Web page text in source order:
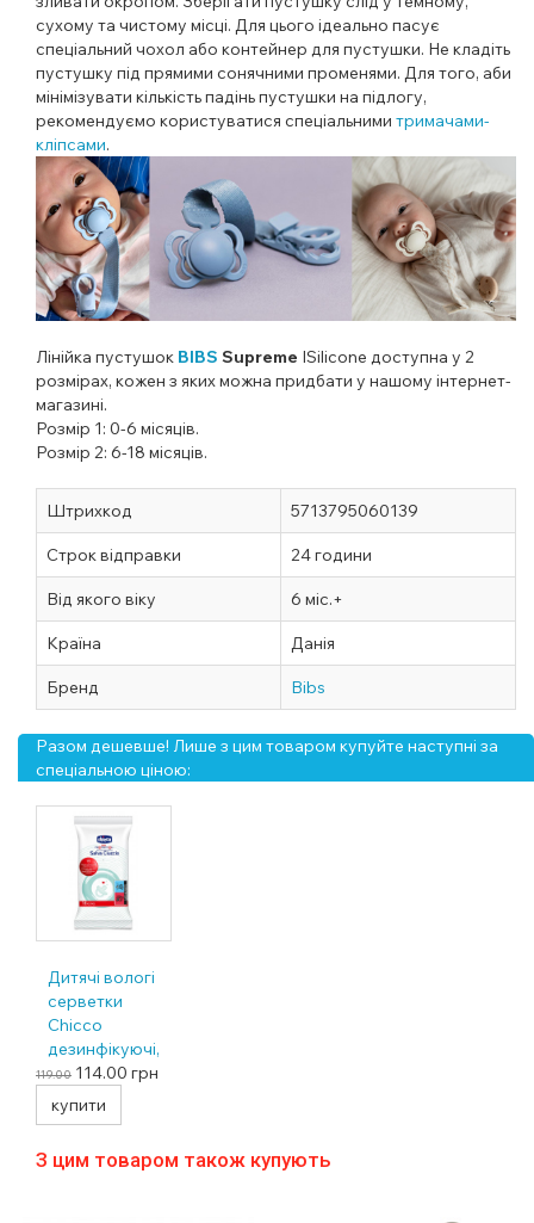
сухому та чистому місці. Для цього ідеально пасує
спеціальний чохол або контейнер для пустушки. Не кладіть
пустушку під прямими сонячними променями. Для того, аби
мінімізувати кількість падінь пустушки на підлогу,
рекомендуємо користуватися спеціальними тримачами-
кліпсами.
Лінійка пустушок BIBS Supreme ІSilicone доступна у 2
розмірах, кожен з яких можна придбати у нашому інтернет-
магазині.
Розмір 1: 0-6 місяців.
Розмір 2: 6-18 місяців.
Штрихкод 5713795060139
Строк відправки 24 години
Від якого віку 6 міс.+
Країна Данія
Бренд Bibs
Разом дешевше! Лише з цим товаром купуйте наступні за
спеціальною ціною:
Дитячі вологі
серветки
Chicco
дезинфікуючі,
16 шт
119.00 114.00 грн
купити
З цим товаром також купують